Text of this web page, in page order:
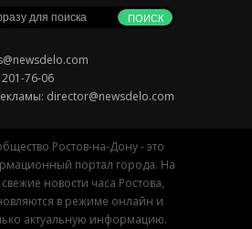
76-06
director@newsdelo.com
Ростов-на-Дону - это
портал города. На
свежие новости часа Ростова,
в режиме онлайн и
актуальную информацию.